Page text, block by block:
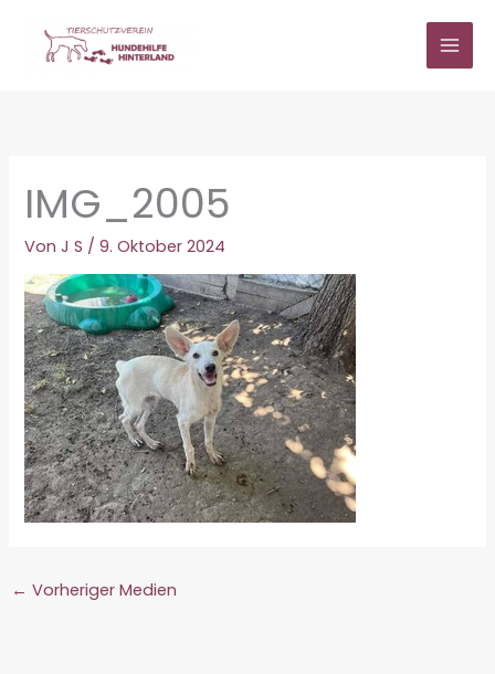
springen
IMG_2005
VonJ S /9. Oktober 2024
← Vorheriger Medien